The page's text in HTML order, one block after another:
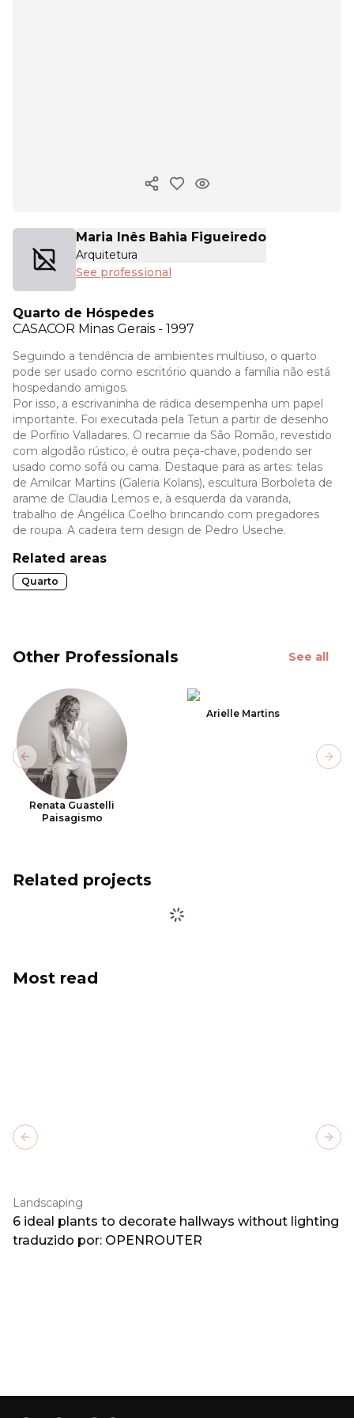
Copy ink
Maria Inês Bahia Figueiredo
Arquitetura
See professional
Quarto de Hóspedes
CASACOR Minas Gerais - 1997
Seguindo a tendência de ambientes multiuso, o quarto
pode ser usado como escritório quando a família não está
hospedando amigos.
Por isso, a escrivaninha de rádica desempenha um papel
importante. Foi executada pela Tetun a partir de desenho
de Porfírio Valladares. O recamie da São Romão, revestido
com algodão rústico, é outra peça-chave, podendo ser
usado como sofá ou cama. Destaque para as artes: telas
de Amilcar Martins (Galeria Kolans), escultura Borboleta de
arame de Claudia Lemos e, à esquerda da varanda,
trabalho de Angélica Coelho brincando com pregadores
de roupa. A cadeira tem design de Pedro Useche.
Related areas
Quarto
Other Professionals See all
Renata Guastelli
Paisagismo
Arielle Martins
Previous slide
Related projects
Most read
Landscaping
6 ideal plants to decorate hallways without lighting
traduzido por: OPENROUTER
Previous slide